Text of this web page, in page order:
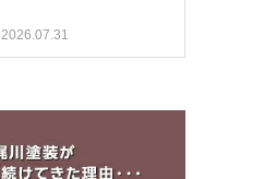
2026.07.31